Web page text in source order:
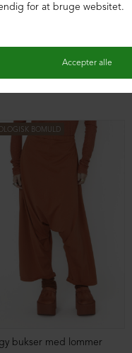
BOMULD
bukser med lommer